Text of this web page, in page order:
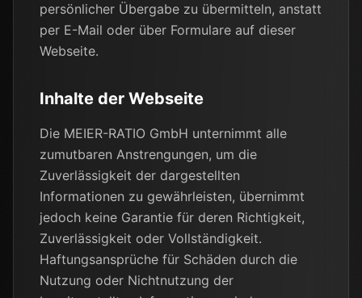
persönlicher Übergabe zu übermitteln, anstatt
per E-Mail oder über Formulare auf dieser
Webseite.
Inhalte der Webseite
Die MEIER-RATIO GmbH unternimmt alle
zumutbaren Anstrengungen, um die
Zuverlässigkeit der dargestellten
Informationen zu gewährleisten, übernimmt
jedoch keine Garantie für deren Richtigkeit,
Zuverlässigkeit oder Vollständigkeit.
Haftungsansprüche für Schäden durch die
Nutzung oder Nichtnutzung der